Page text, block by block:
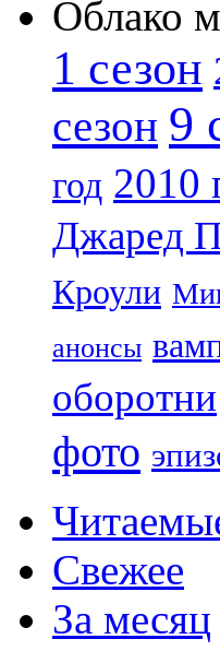
Облако
1 сезон
сезон 9
год 2010
Джаред
Кроули
анонсы
оборотни
фото
Свежее
За месяц